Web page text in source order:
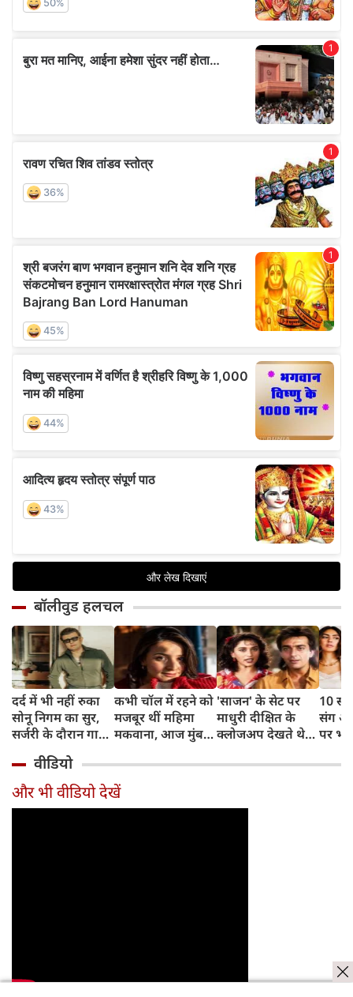
बॉलीवुड हलचल
दर्द में भी नहीं रुका
सोनू निगम का सुर,
सर्जरी के दौरान गाया
क्लासिक गाना
कभी चॉल में रहने को
मजबूर थीं महिमा
मकवाना, आज मुंबई
और करोड़ों की दौलत
'साजन' के सेट पर
माधुरी दीक्षित के
क्लोजअप देखते थे
ने सुनाया किस्सा
10
संग
पर
थोड़ा
वीडियो
और भी वीडियो देखें